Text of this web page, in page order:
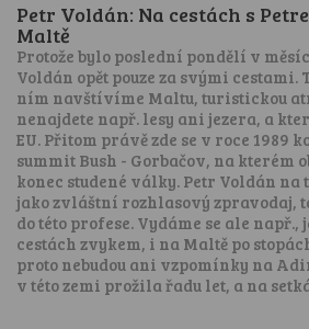
Petr Voldán: Na cestách s
Maltě
Protože bylo poslední pondělí v
Voldán opět pouze za svými cestami.
ním navštívíme Maltu, turistickou
nenajdete např. lesy ani jezera, a
EU. Přitom právě zde se v roce 1989
summit Bush - Gorbačov, na kterém
konec studené války. Petr Voldán na
jako zvláštní rozhlasový zpravodaj,
do této profese. Vydáme se ale např.,
cestách zvykem, i na Maltě po
proto nebudou ani vzpomínky na
v této zemi prožila řadu let, a na